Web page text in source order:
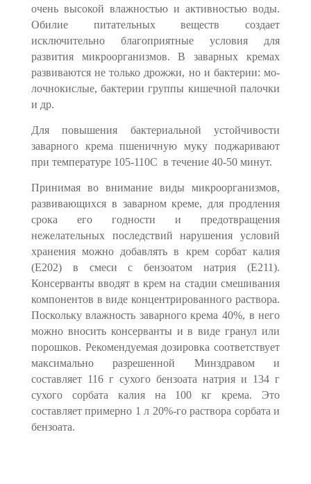
очень высокой влажностью и активностью воды.
Обилие питатель­ных веществ создает
исключительно благоприятные условия для
развития микро­организмов. В заварных кремах
развиваются не только дрожжи, но и бактерии: мо­
лочнокислые, бактерии группы кишечной палочки
и др.
Для повышения бактериальной устойчивости
заварного крема пшеничную муку поджаривают
при температуре 105-110С в течение 40-50 минут.
Принимая во внимание виды микроорганизмов,
развивающихся в заварном креме, для продления
срока его годности и предотвращения
нежелательных по­следствий нарушения условий
хранения можно добавлять в крем сорбат калия
(Е202) в смеси с бензоатом натрия (Е211).
Консерванты вводят в крем на стадии смешивания
компонентов в виде концентрированного раствора.
По­скольку влажность заварного крема 40%, в него
можно вносить консерванты и в виде гранул или
порошков. Рекомендуемая дозировка соответствует
максимально разрешенной Минздравом и
составляет 116 г сухого бензоата натрия и 134 г
сухо­го сорбата калия на 100 кг крема. Это
составляет примерно 1 л 20%-го раствора сорбата и
бензоата.